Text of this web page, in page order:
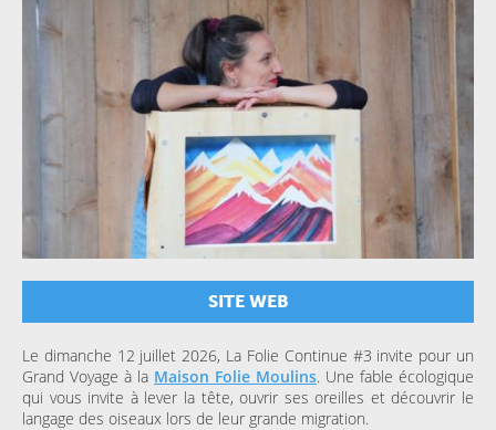
SITE WEB
Le dimanche 12 juillet 2026, La Folie Continue #3 invite pour un
Grand Voyage à la Maison Folie Moulins. Une fable écologique
qui vous invite à lever la tête, ouvrir ses oreilles et découvrir le
langage des oiseaux lors de leur grande migration.